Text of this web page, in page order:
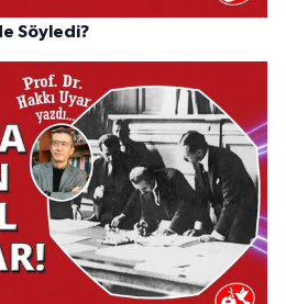
Söyledi?